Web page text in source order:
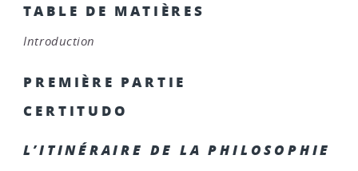
TABLE DE MATIÈRES
Introduction
PREMIÈRE PARTIE
CERTITUDO
L’ITINÉRAIRE DE LA PHILOSOPHIE